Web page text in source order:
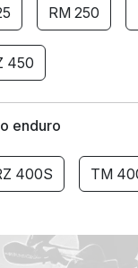
RM 250
450
enduro
400S TM